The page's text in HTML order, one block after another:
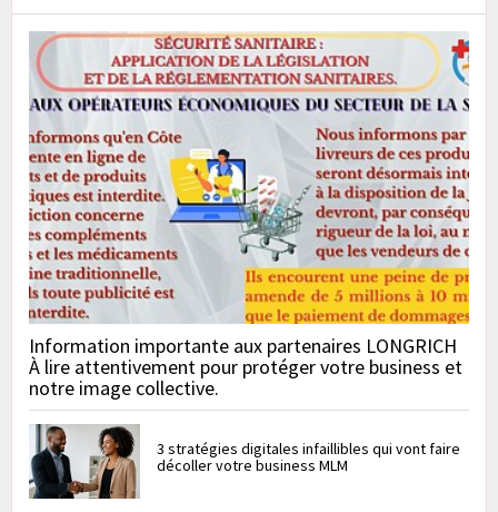
Information importante aux partenaires LONGRICH
À lire attentivement pour protéger votre business et
notre image collective.
3 stratégies digitales infaillibles qui vont faire
décoller votre business MLM